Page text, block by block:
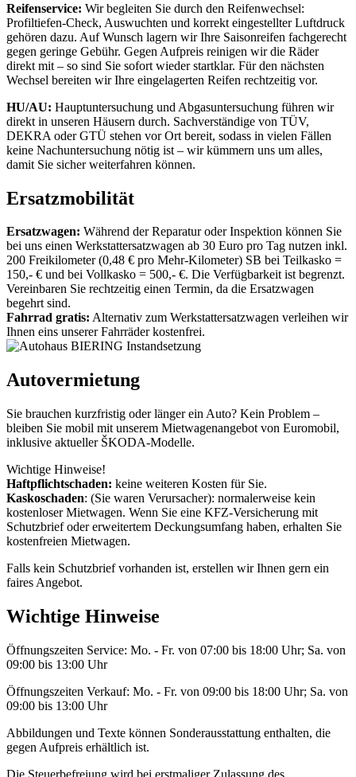
Reifenservice: Wir begleiten Sie durch den Reifenwechsel:
Profiltiefen-Check, Auswuchten und korrekt eingestellter Luftdruck
gehören dazu. Auf Wunsch lagern wir Ihre Saisonreifen fachgerecht
gegen geringe Gebühr. Gegen Aufpreis reinigen wir die Räder
direkt mit – so sind Sie sofort wieder startklar. Für den nächsten
Wechsel bereiten wir Ihre eingelagerten Reifen rechtzeitig vor.
HU/AU: Hauptuntersuchung und Abgasuntersuchung führen wir
direkt in unseren Häusern durch. Sachverständige von TÜV,
DEKRA oder GTÜ stehen vor Ort bereit, sodass in vielen Fällen
keine Nachuntersuchung nötig ist – wir kümmern uns um alles,
damit Sie sicher weiterfahren können.
Ersatzmobilität
Ersatzwagen: Während der Reparatur oder Inspektion können Sie
bei uns einen Werkstattersatzwagen ab 30 Euro pro Tag nutzen inkl.
200 Freikilometer (0,48 € pro Mehr-Kilometer) SB bei Teilkasko =
150,- € und bei Vollkasko = 500,- €. Die Verfügbarkeit ist begrenzt.
Vereinbaren Sie rechtzeitig einen Termin, da die Ersatzwagen
begehrt sind.
Fahrrad gratis: Alternativ zum Werkstattersatzwagen verleihen wir
Ihnen eins unserer Fahrräder kostenfrei.
Autovermietung
Sie brauchen kurzfristig oder länger ein Auto? Kein Problem –
bleiben Sie mobil mit unserem Mietwagenangebot von Euromobil,
inklusive aktueller ŠKODA-Modelle.
Wichtige Hinweise!
Haftpflichtschaden: keine weiteren Kosten für Sie.
Kaskoschaden: (Sie waren Verursacher): normalerweise kein
kostenloser Mietwagen. Wenn Sie eine KFZ-Versicherung mit
Schutzbrief oder erweitertem Deckungsumfang haben, erhalten Sie
kostenfreien Mietwagen.
Falls kein Schutzbrief vorhanden ist, erstellen wir Ihnen gern ein
faires Angebot.
Wichtige Hinweise
Öffnungszeiten Service: Mo. - Fr. von 07:00 bis 18:00 Uhr; Sa. von
09:00 bis 13:00 Uhr
Öffnungszeiten Verkauf: Mo. - Fr. von 09:00 bis 18:00 Uhr; Sa. von
09:00 bis 13:00 Uhr
Abbildungen und Texte können Sonderausstattung enthalten, die
gegen Aufpreis erhältlich ist.
Die Steuerbefreiung wird bei erstmaliger Zulassung des